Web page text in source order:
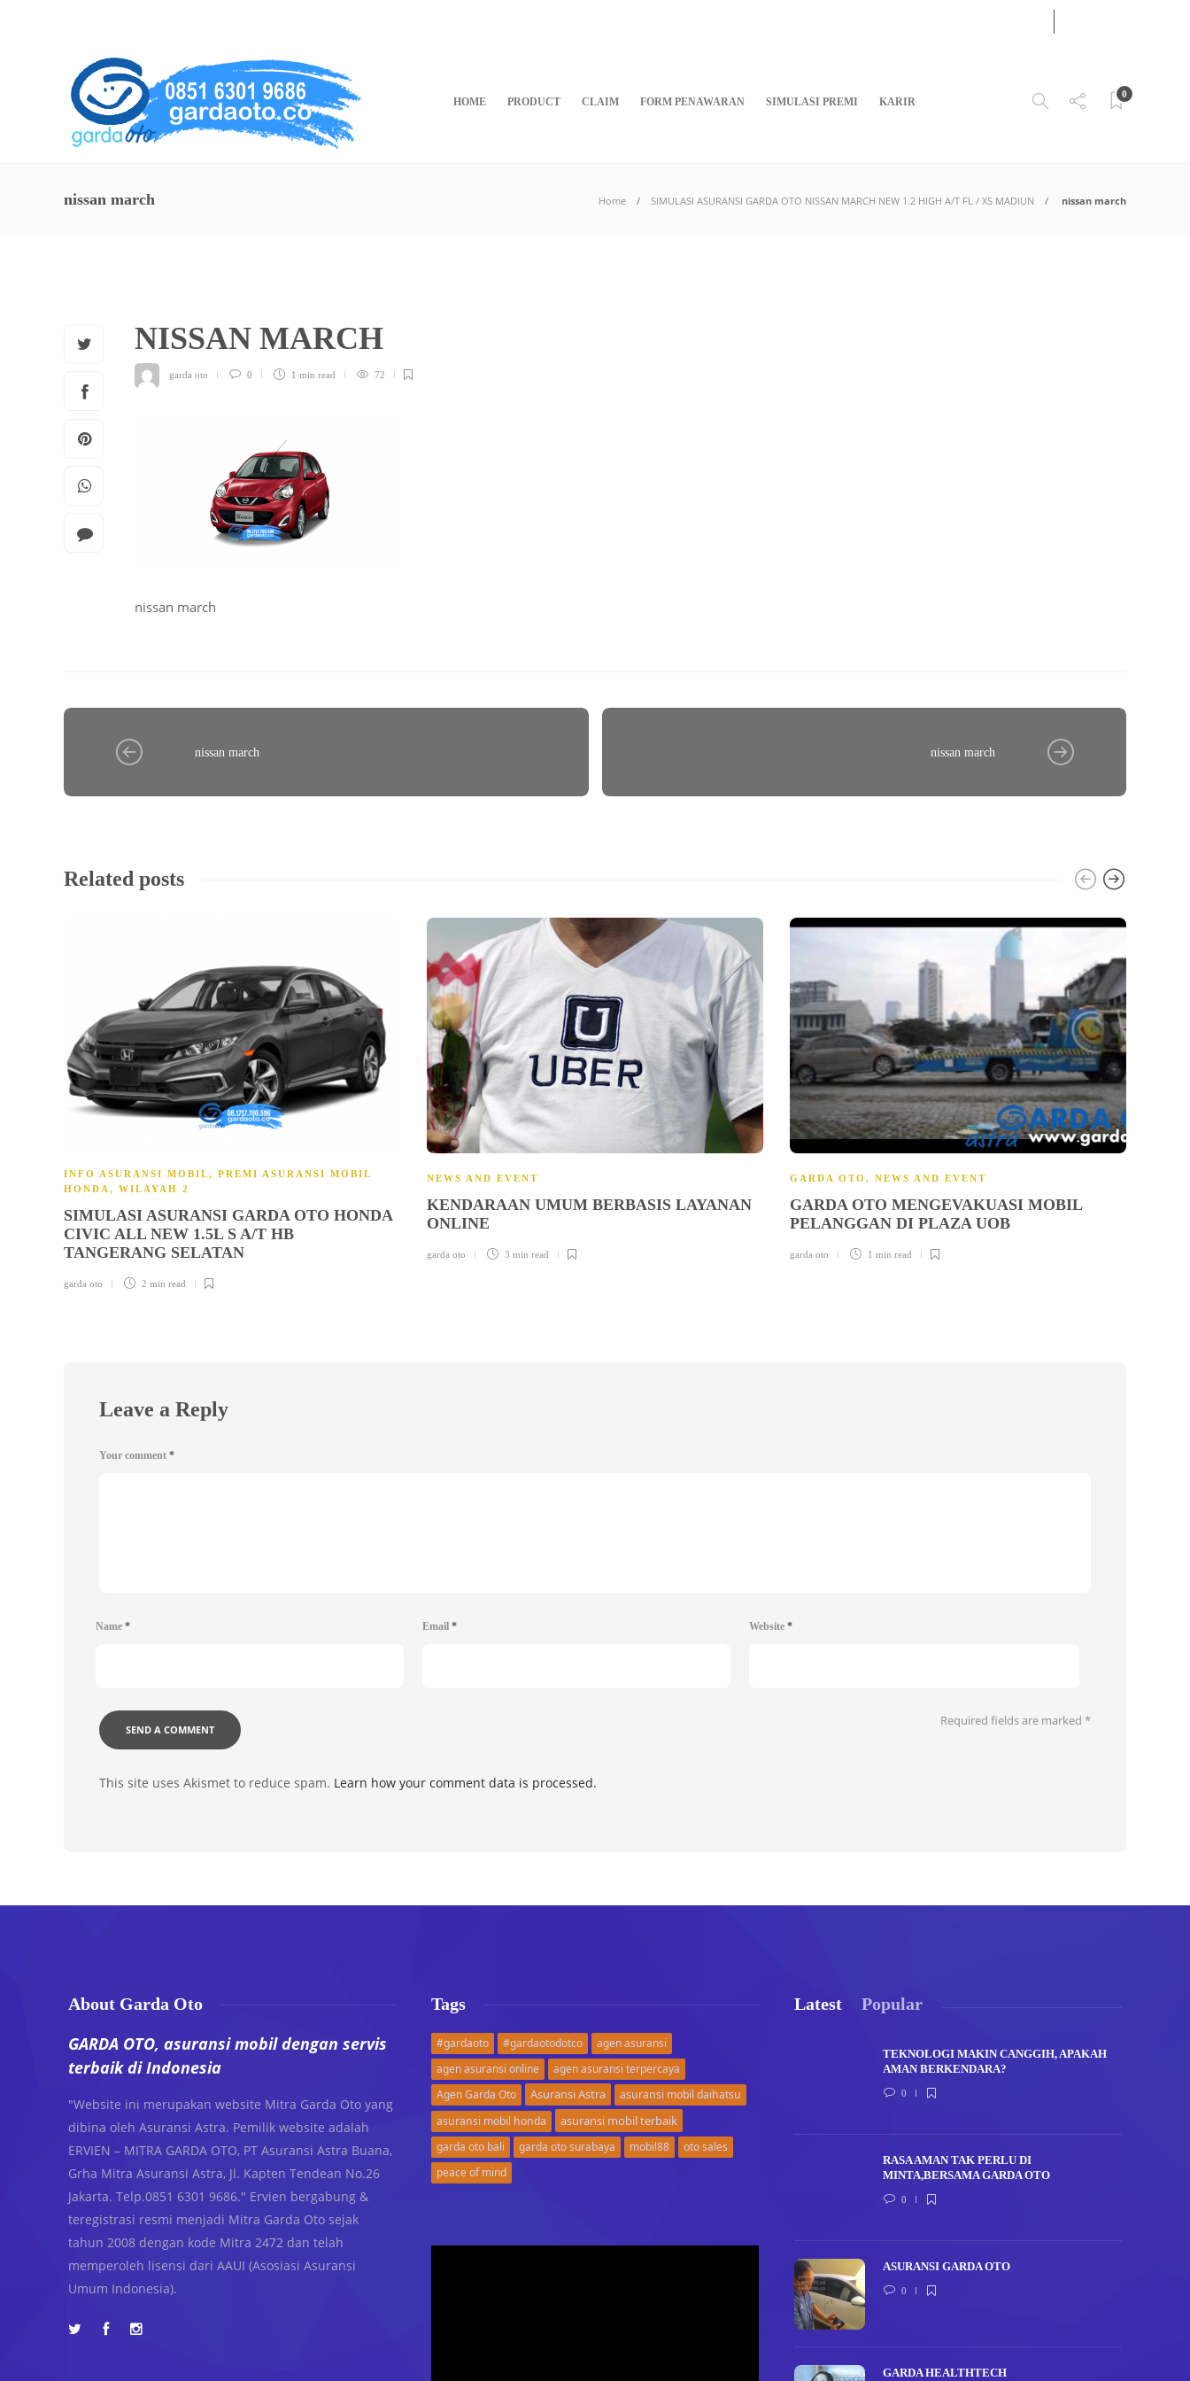
HOME PRODUCT CLAIM FORM PENAWARAN SIMULASI PREMI KARIR
0
nissan march Home SIMULASI ASURANSI GARDA OTO NISSAN MARCH NEW 1.2 HIGH A/T FL / XS MADIUN nissan march
NISSAN MARCH
garda oto 0 1 min read 72
nissan march
nissan march nissan march
Related posts
INFO ASURANSI MOBIL, PREMI ASURANSI MOBIL
HONDA , WILAYAH 2
SIMULASI ASURANSI GARDA OTO HONDA
CIVIC ALL NEW 1.5L S A/T HB
TANGERANG SELATAN
garda oto 2 min read
NEWS AND EVENT
KENDARAAN UMUM BERBASIS LAYANAN
ONLINE
garda oto 3 min read
GARDA OTO , NEWS AND EVENT
GARDA OTO MENGEVAKUASI MOBIL
PELANGGAN DI PLAZA UOB
garda oto 1 min read
Leave a Reply
Your comment *
Name * Email * Website *
Required fields are marked *
This site uses Akismet to reduce spam. Learn how your comment data is processed.
About Garda Oto
GARDA OTO, asuransi mobil dengan servis
terbaik di Indonesia
"Website ini merupakan website Mitra Garda Oto yang
dibina oleh Asuransi Astra. Pemilik website adalah
ERVIEN – MITRA GARDA OTO, PT Asuransi Astra Buana,
Grha Mitra Asuransi Astra, Jl. Kapten Tendean No.26
Jakarta. Telp.0851 6301 9686." Ervien bergabung &
teregistrasi resmi menjadi Mitra Garda Oto sejak
tahun 2008 dengan kode Mitra 2472 dan telah
memperoleh lisensi dari AAUI (Asosiasi Asuransi
Umum Indonesia).
Tags
#gardaoto #gardaotodotco
agen asuransi
agen asuransi online
agen asuransi terpercaya
Agen Garda Oto
Asuransi Astra
asuransi mobil daihatsu
asuransi mobil honda
asuransi mobil terbaik
garda oto bali garda oto surabaya mobil88
oto sales
peace of mind
Latest Popular
TEKNOLOGI MAKIN CANGGIH, APAKAH
AMAN BERKENDARA?
0
RASA AMAN TAK PERLU DI
MINTA,BERSAMA GARDA OTO
0
ASURANSI GARDA OTO
0
GARDA HEALTHTECH